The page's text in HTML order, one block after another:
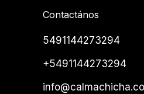
Contactános
5491144273294
+5491144273294